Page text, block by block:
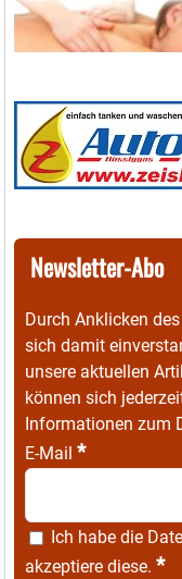
Newsletter-Abo
Durch Anklicken
sich damit
unsere aktuellen
können sich
Informationen zum
E-Mail *
Ich habe die
akzeptiere diese. *